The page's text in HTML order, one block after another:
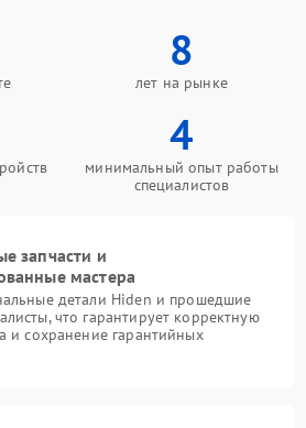
8
лет на рынке
4
минимальный опыт работы
специалистов
запчасти и
мастера
детали Hiden и прошедшие
что гарантирует корректную
и сохранение гарантийных